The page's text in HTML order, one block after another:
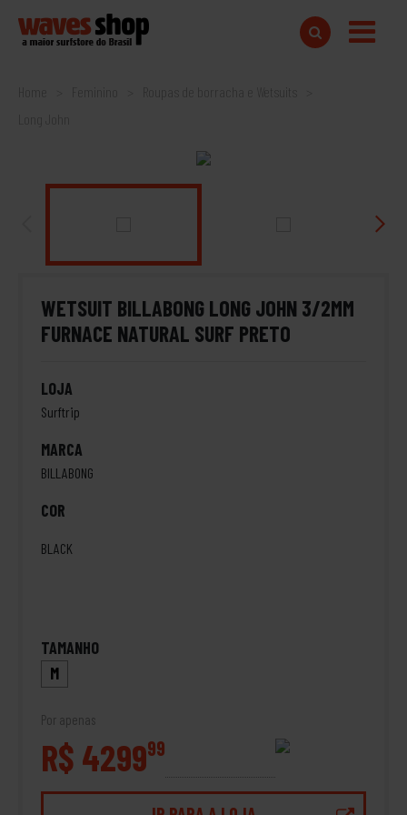
Home Feminino
WETSUIT BILLABONG LONG JOHN 3/2MM
FURNACE NATURAL SURF PRETO
LOJA
Surftrip
MARCA
BILLABONG
COR
BLACK
TAMANHO
M
Por apenas
R$ 429999